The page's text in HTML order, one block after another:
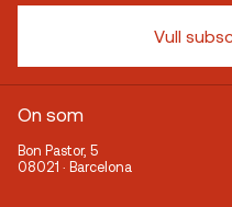
Vull
On som
Bon Pastor, 5
08021 · Barcelona